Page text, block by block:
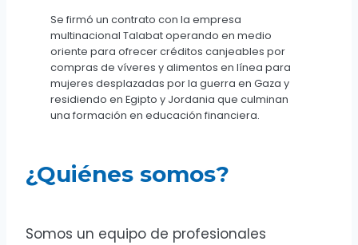
Se firmó un contrato con la empresa
multinacional Talabat operando en medio
oriente para ofrecer créditos canjeables por
compras de víveres y alimentos en línea para
mujeres desplazadas por la guerra en Gaza y
residiendo en Egipto y Jordania que culminan
una formación en educación financiera.
¿Quiénes somos?
Somos un equipo de profesionales